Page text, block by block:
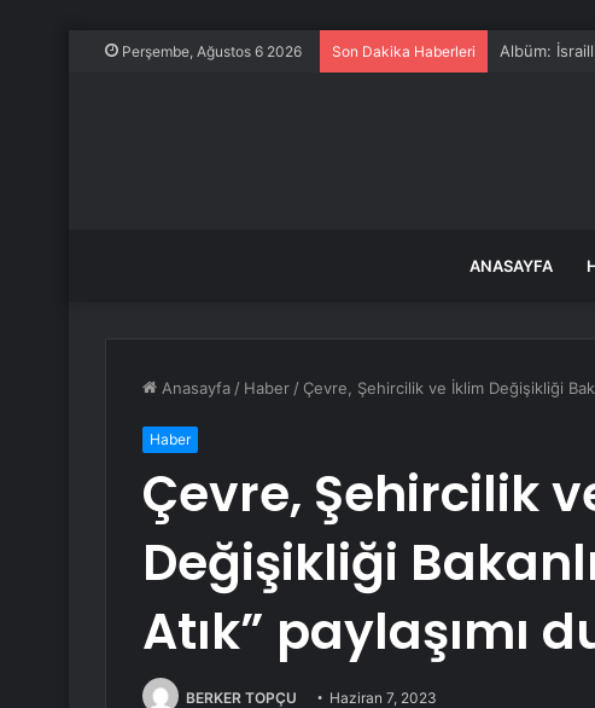
Perşembe, Ağustos 6 2026 Son Dakika Haberleri Albüm:
ANASAYFA
Anasayfa / Haber / Çevre, Şehircilik ve İklim Değişikliği
Haber
Çevre, Şehircilik
Değişikliği
Atık” paylaşımı
BERKER TOPÇU Haziran 7, 2023